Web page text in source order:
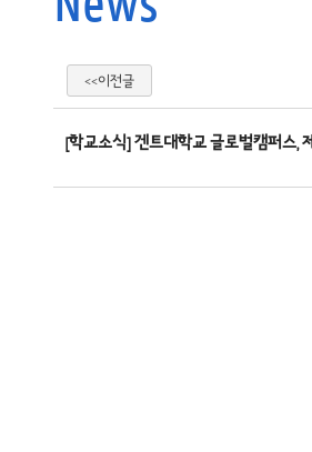
<<이전글
[학교소식] 겐트대학교 글로벌캠퍼스,